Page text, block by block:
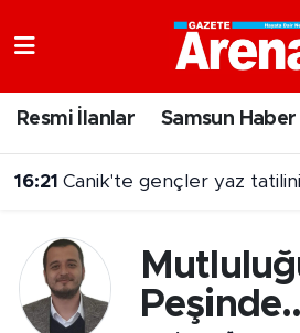
Resmi İlanlar Samsun Haber
16:21 Canik'te gençler yaz
Samsun Namaz Vakitleri
Trafik Durumu
Süper Lig Puan Durumu